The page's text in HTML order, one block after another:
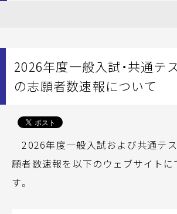
2026年度一般入試・共通テ
の志願者数速報について
2026年度一般入試および共通テ
願者数速報を以下のウェブサイトに
す。